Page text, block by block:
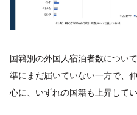
国籍別の外国人宿泊者数につい
準にまだ届いていない一方で、
心に、いずれの国籍も上昇してい